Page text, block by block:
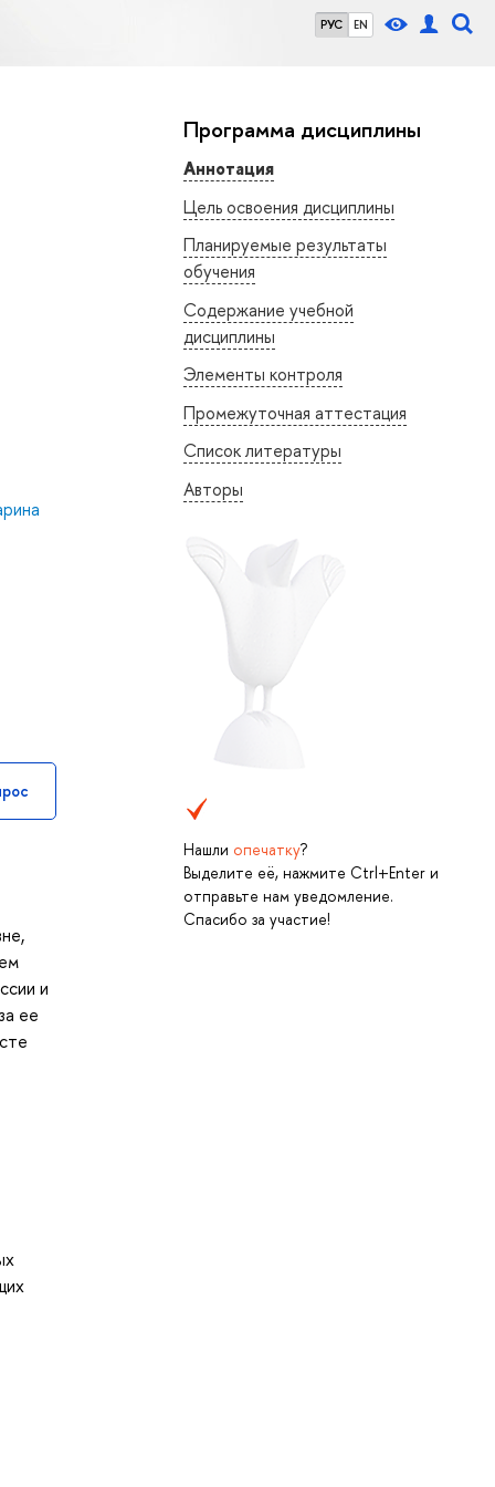
РУС EN
Программа дисциплины
Аннотация
Цель освоения дисциплины
Планируемые результаты
обучения
Содержание учебной
дисциплины
Элементы контроля
Промежуточная аттестация
Список литературы
Авторы
Нашли опечатку?
Выделите её, нажмите Ctrl+Enter и
отправьте нам уведомление.
Спасибо за участие!
и
ее